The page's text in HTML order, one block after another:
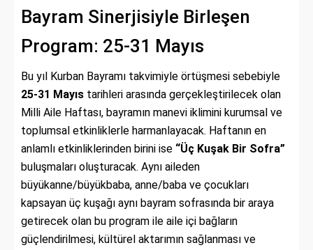
Bayram Sinerjisiyle Birleşen
Program: 25-31 Mayıs
Bu yıl Kurban Bayramı takvimiyle örtüşmesi sebebiyle
25-31 Mayıs tarihleri arasında gerçekleştirilecek olan
Milli Aile Haftası, bayramın manevi iklimini kurumsal ve
toplumsal etkinliklerle harmanlayacak. Haftanın en
anlamlı etkinliklerinden birini ise “Üç Kuşak Bir Sofra”
buluşmaları oluşturacak. Aynı aileden
büyükanne/büyükbaba, anne/baba ve çocukları
kapsayan üç kuşağı aynı bayram sofrasında bir araya
getirecek olan bu program ile aile içi bağların
güçlendirilmesi, kültürel aktarımın sağlanması ve